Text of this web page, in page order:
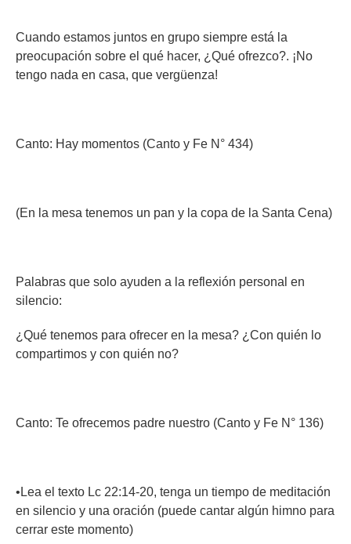
Cuando estamos juntos en grupo siempre está la
preocupación sobre el qué hacer, ¿Qué ofrezco?. ¡No
tengo nada en casa, que vergüenza!
Canto: Hay momentos (Canto y Fe N° 434)
(En la mesa tenemos un pan y la copa de la Santa Cena)
Palabras que solo ayuden a la reflexión personal en
silencio:
¿Qué tenemos para ofrecer en la mesa? ¿Con quién lo
compartimos y con quién no?
Canto: Te ofrecemos padre nuestro (Canto y Fe N° 136)
•Lea el texto Lc 22:14-20, tenga un tiempo de meditación
en silencio y una oración (puede cantar algún himno para
cerrar este momento)